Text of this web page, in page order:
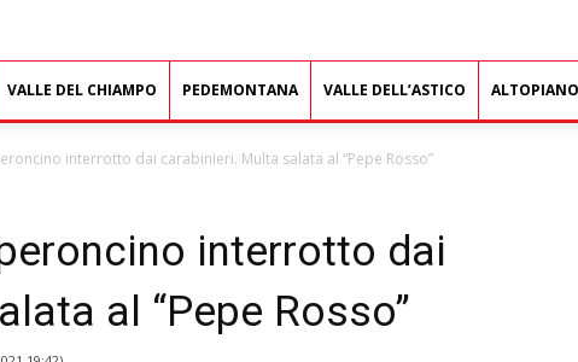
VALLE DEL CHIAMPO PEDEMONTANA VALLE DELL’ASTICO ALTOPIANO
interrotto dai carabinieri. Multa salata al “Pepe Rosso”
interrotto dai
al “Pepe Rosso”